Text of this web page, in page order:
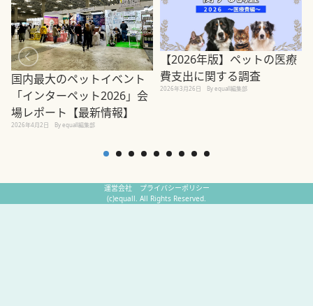
国内最大のペットイベント
「インターペット2026」会
場レポート【最新情報】
2026年4月2日 By equall編集部
【2026年版】ペットの医療
費支出に関する調査
2026年3月26日 By equall編集部
運営会社
プライバシーポリシー
(c)equall. All Rights Reserved.